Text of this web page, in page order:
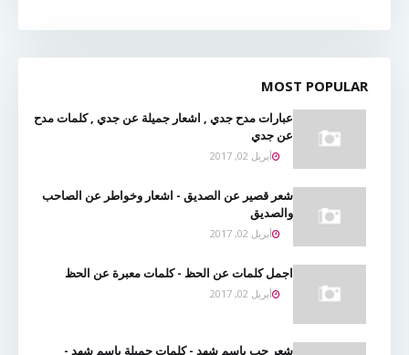
MOST POPULAR
عبارات مدح جدي , اشعار جميلة عن جدي , كلمات مدح
عن جدي
أبريل 02, 2017
شعر قصير عن الصديق - اشعار وخواطر عن الصاحب
والصديق
أبريل 02, 2017
اجمل كلمات عن الحظ - كلمات معبرة عن الحظ
أبريل 02, 2017
شعر حب باسم شهد - كلمات جميلة باسم شهد -